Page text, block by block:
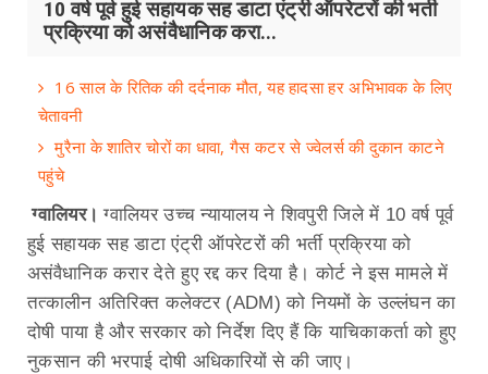
10 वर्ष पूर्व हुई सहायक सह डाटा एंट्री ऑपरेटरों की भर्ती
प्रक्रिया को असंवैधानिक करा...
16 साल के रितिक की दर्दनाक मौत, यह हादसा हर अभिभावक के लिए
चेतावनी
मुरैना के शातिर चोरों का धावा, गैस कटर से ज्वेलर्स की दुकान काटने
पहुंचे
ग्वालियर।ग्वालियर उच्च न्यायालय ने शिवपुरी जिले में 10 वर्ष पूर्व
हुई सहायक सह डाटा एंट्री ऑपरेटरों की भर्ती प्रक्रिया को
असंवैधानिक करार देते हुए रद्द कर दिया है। कोर्ट ने इस मामले में
तत्कालीन अतिरिक्त कलेक्टर (ADM) को नियमों के उल्लंघन का
दोषी पाया है और सरकार को निर्देश दिए हैं कि याचिकाकर्ता को हुए
नुकसान की भरपाई दोषी अधिकारियों से की जाए।